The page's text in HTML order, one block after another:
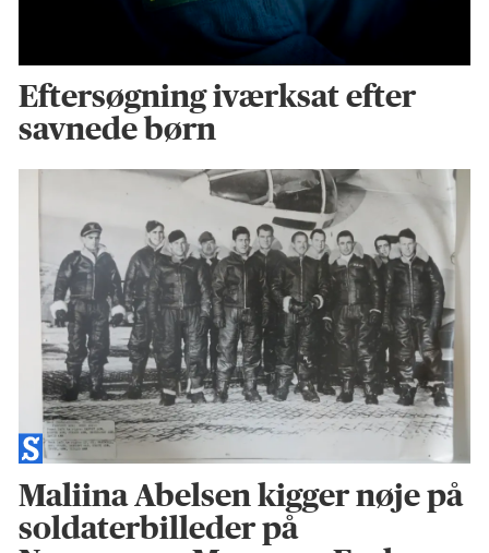
Eftersøgning iværksat efter
savnede børn
Maliina Abelsen kigger nøje på
soldaterbilleder på